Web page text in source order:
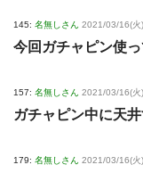
145: 名無しさん 2021/03/16(
今回ガチャピン使
157: 名無しさん 2021/03/16(
ガチャピン中に天
179: 名無しさん 2021/03/16(